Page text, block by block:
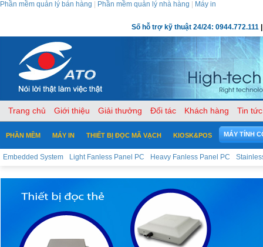
Phần mềm quản lý bán hàng Phần mềm quản lý nhà hàng Máy in
Số hỗ trợ kỹ thuật 24/24: 0944.772.111
Trang chủ Giới thiệu Giải thưởng Đối tác Khách hàng Tin tức
PHẦN MỀM MÁY IN THIẾT BỊ ĐỌC MÃ VẠCH KIOSK&POS MÁY TÍNH
Embedded System Light Fanless Panel PC Heavy Fanless Panel PC